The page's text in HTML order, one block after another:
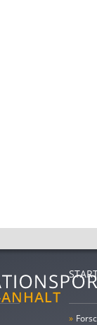
»